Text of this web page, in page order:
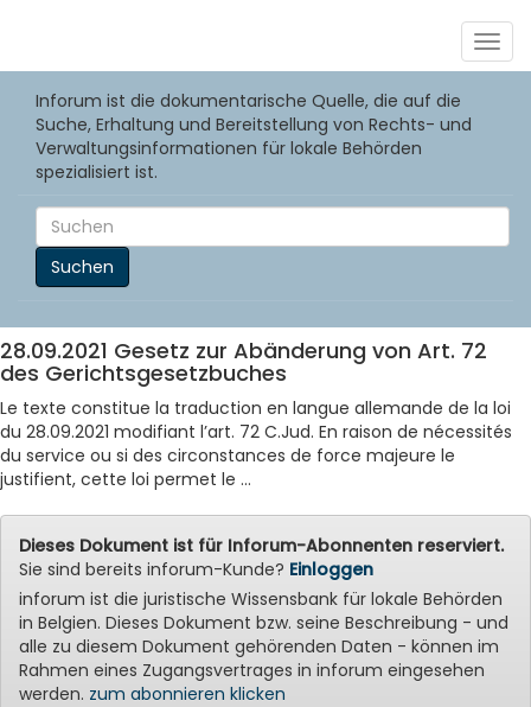
Inforum ist die dokumentarische Quelle, die auf die
Suche, Erhaltung und Bereitstellung von Rechts- und
Verwaltungsinformationen für lokale Behörden
spezialisiert ist.
Suchen
28.09.2021 Gesetz zur Abänderung von Art. 72
des Gerichtsgesetzbuches
Le texte constitue la traduction en langue allemande de la loi
du 28.09.2021 modifiant l’art. 72 C.Jud. En raison de nécessités
du service ou si des circonstances de force majeure le
justifient, cette loi permet le ...
Dieses Dokument ist für Inforum-Abonnenten reserviert.
Sie sind bereits inforum-Kunde? Einloggen
inforum ist die juristische Wissensbank für lokale Behörden
in Belgien. Dieses Dokument bzw. seine Beschreibung - und
alle zu diesem Dokument gehörenden Daten - können im
Rahmen eines Zugangsvertrages in inforum eingesehen
werden. zum abonnieren klicken